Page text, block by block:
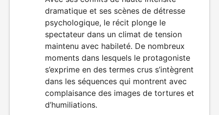
dramatique et ses scènes de détresse
psychologique, le récit plonge le
spectateur dans un climat de tension
maintenu avec habileté. De nombreux
moments dans lesquels le protagoniste
s’exprime en des termes crus s’intègrent
dans les séquences qui montrent avec
complaisance des images de tortures et
d’humiliations.